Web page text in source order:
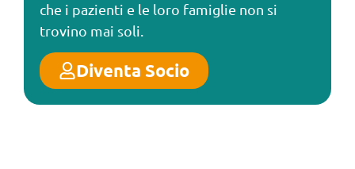
che i pazienti e le loro famiglie non si
trovino mai soli.
Diventa Socio